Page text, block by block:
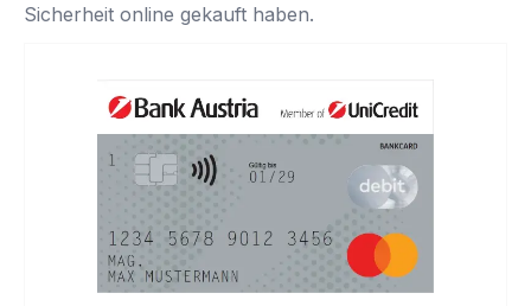
Sicherheit online gekauft haben.